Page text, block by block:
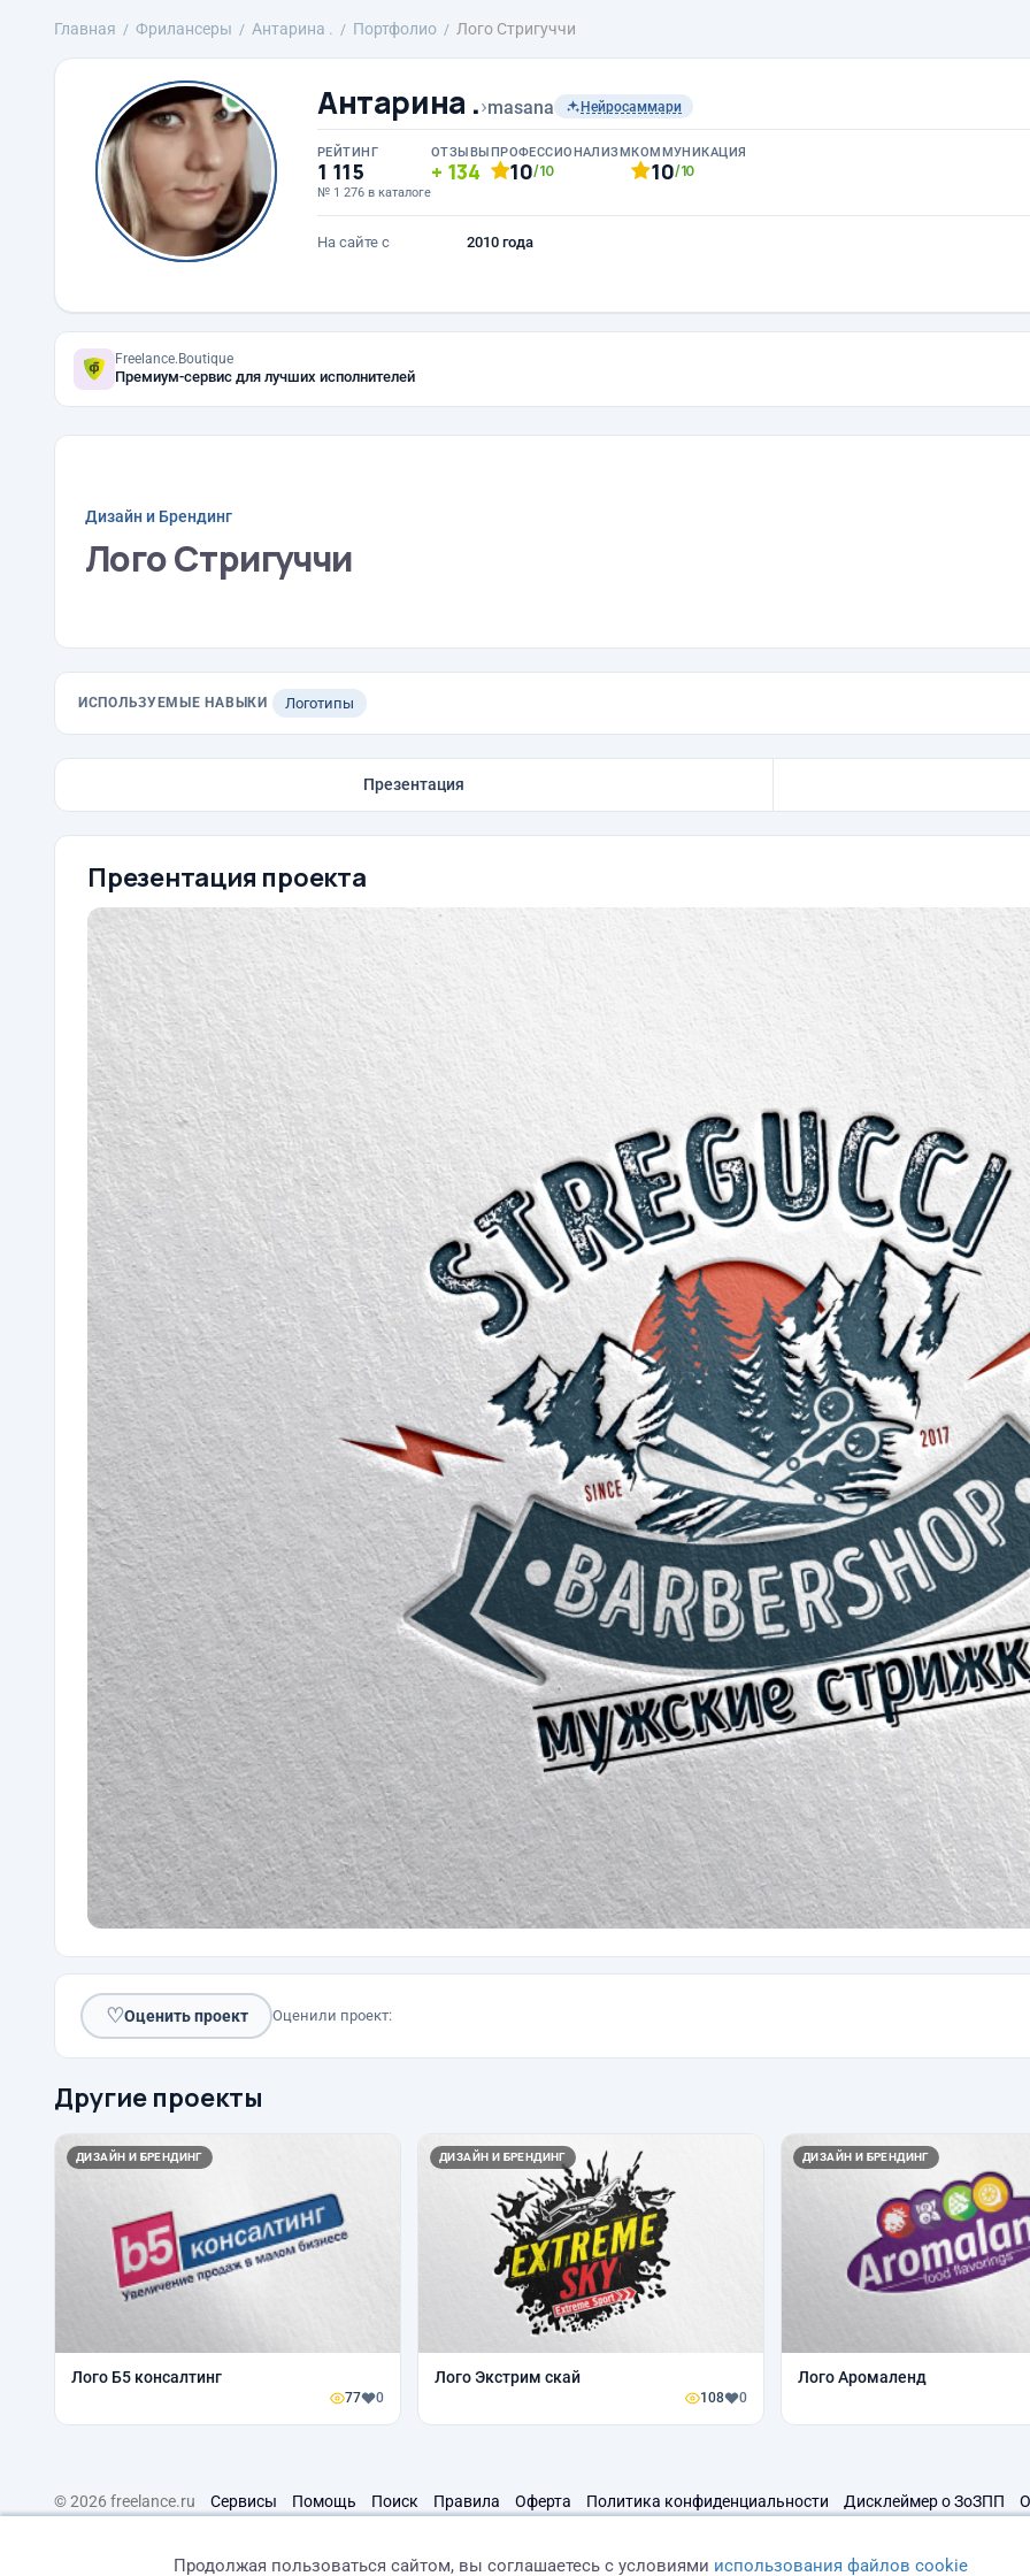
Главная Фрилансеры Антарина . Портфолио Лого Стригуччи
Антарина .›masana Нейросаммари
РЕЙТИНГ
1 115
№ 1 276 в каталоге
ОТЗЫВЫ
134
ПРОФЕССИОНАЛИЗМ
10/10
КОММУНИКАЦИЯ
10/10
На сайте с 2010 года
Freelance.Boutique
Премиум-сервис для лучших исполнителей
Дизайн и Брендинг
Лого Стригуччи
ИСПОЛЬЗУЕМЫЕ НАВЫКИ Логотипы
Презентация
Презентация проекта
♡Оценить проект Оценили проект:
Другие проекты
ДИЗАЙН И БРЕНДИНГ
Лого Б5 консалтинг
77 0
ДИЗАЙН И БРЕНДИНГ
Лого Экстрим скай
108 0
ДИЗАЙН И БРЕНДИНГ
Лого Аромаленд
© 2026 freelance.ru Сервисы Помощь Поиск Правила Оферта Политика конфиденциальности Дисклеймер о ЗоЗПП
Продолжая пользоваться сайтом, вы соглашаетесь с условиями использования файлов cookie